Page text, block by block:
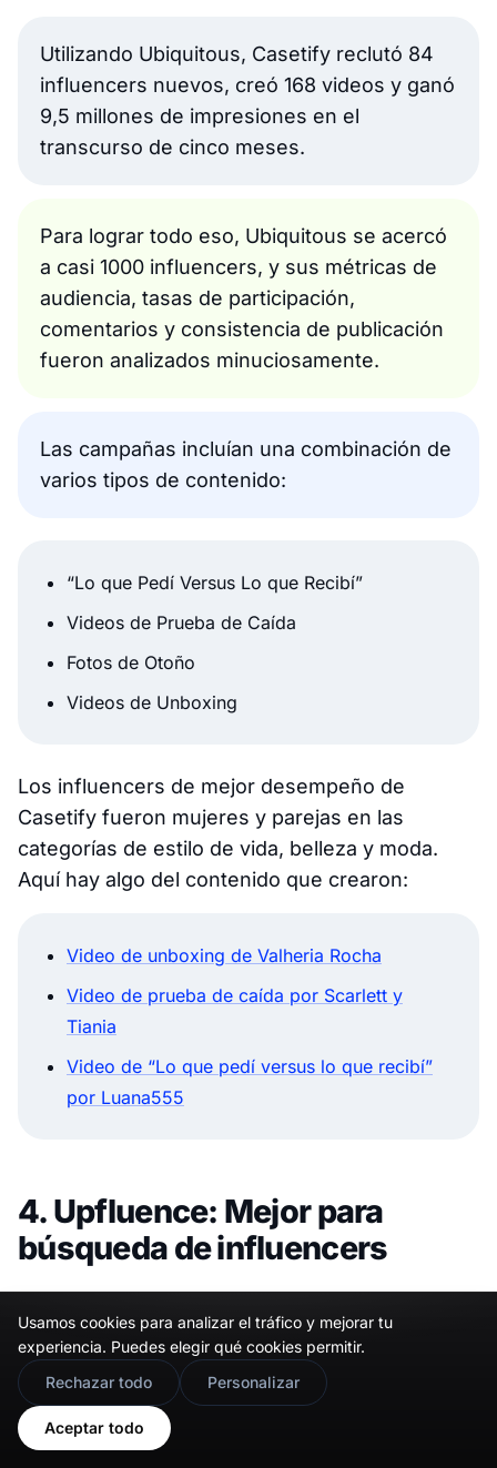
Utilizando Ubiquitous, Casetify reclutó 84
influencers nuevos, creó 168 videos y ganó
9,5 millones de impresiones en el
transcurso de cinco meses.
Para lograr todo eso, Ubiquitous se acercó
a casi 1000 influencers, y sus métricas de
audiencia, tasas de participación,
comentarios y consistencia de publicación
fueron analizados minuciosamente.
Las campañas incluían una combinación de
varios tipos de contenido:
“Lo que Pedí Versus Lo que Recibí”
Videos de Prueba de Caída
Fotos de Otoño
Videos de Unboxing
Los influencers de mejor desempeño de
Casetify fueron mujeres y parejas en las
categorías de estilo de vida, belleza y moda.
Aquí hay algo del contenido que crearon:
Video de unboxing de Valheria Rocha
Video de prueba de caída por Scarlett y
Tiania
Video de “Lo que pedí versus lo que recibí”
por Luana555
4. Upfluence: Mejor para
búsqueda de influencers
Usamos cookies para analizar el tráfico y mejorar tu
experiencia. Puedes elegir qué cookies permitir.
Rechazar todo
Personalizar
Aceptar todo
🇬🇧 Would you prefer this site in English?
View in English